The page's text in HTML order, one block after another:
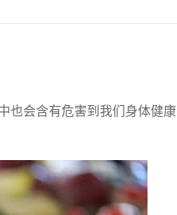
会含有危害到我们身体健